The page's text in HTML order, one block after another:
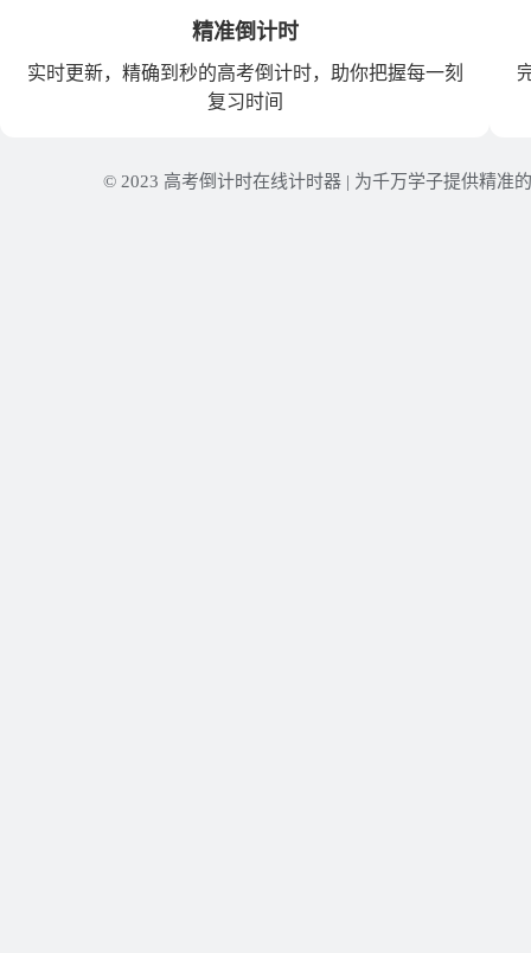
精准倒计时
实时更新，精确到秒的高考倒计时，助你把握每一刻
复习时间
© 2023 高考倒计时在线计时器 | 为千万学子提供精准